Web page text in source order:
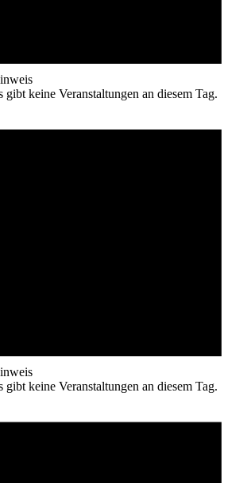
gibt keine Veranstaltungen an diesem Tag.
gibt keine Veranstaltungen an diesem Tag.